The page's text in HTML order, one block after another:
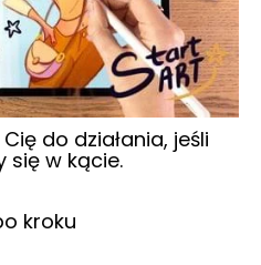
do działania, jeśli
się w kącie.
kroku